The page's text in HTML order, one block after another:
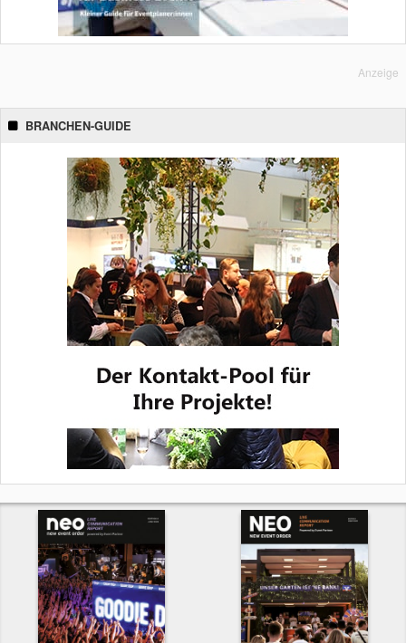
Anzeige
BRANCHEN-GUIDE